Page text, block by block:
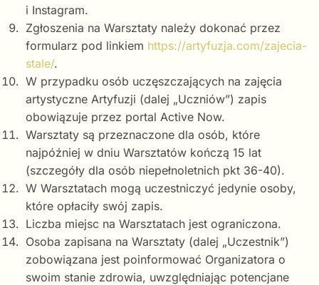
i Instagram.
Zgłoszenia na Warsztaty należy dokonać przez
formularz pod linkiem https://artyfuzja.com/zajecia-
stale/.
W przypadku osób uczęszczających na zajęcia
artystyczne Artyfuzji (dalej „Uczniów”) zapis
obowiązuje przez portal Active Now.
Warsztaty są przeznaczone dla osób, które
najpóźniej w dniu Warsztatów kończą 15 lat
(szczegóły dla osób niepełnoletnich pkt 36-40).
W Warsztatach mogą uczestniczyć jedynie osoby,
które opłaciły swój zapis.
Liczba miejsc na Warsztatach jest ograniczona.
Osoba zapisana na Warsztaty (dalej „Uczestnik”)
zobowiązana jest poinformować Organizatora o
swoim stanie zdrowia, uwzględniając potencjane